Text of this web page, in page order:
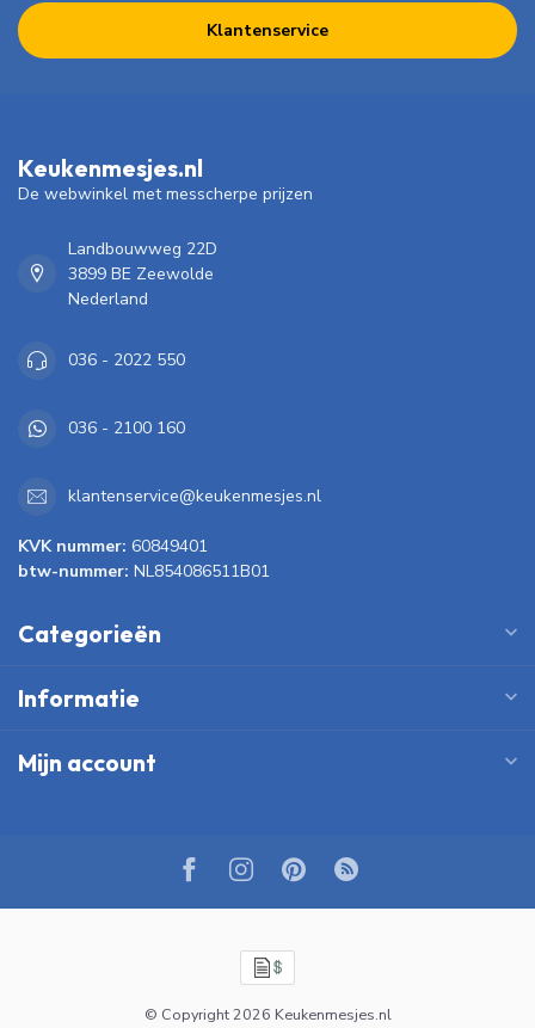
Klantenservice
Keukenmesjes.nl
De webwinkel met messcherpe prijzen
Landbouwweg 22D
3899 BE Zeewolde
Nederland
036 - 2022 550
036 - 2100 160
klantenservice@keukenmesjes.nl
KVK nummer: 60849401
btw-nummer: NL854086511B01
Categorieën
Informatie
Mijn account
© Copyright 2026 Keukenmesjes.nl